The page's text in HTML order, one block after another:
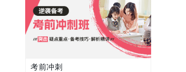
考前冲刺